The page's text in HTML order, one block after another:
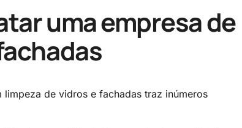
umaempresa de
de vidros e fachadas traz inúmeros